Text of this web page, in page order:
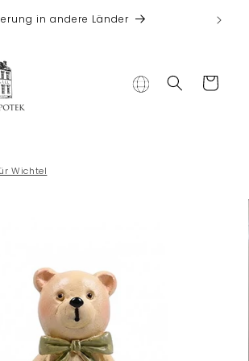
in andere Länder
Warenkorb
Wichtel